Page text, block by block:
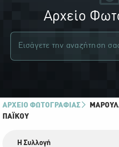
Αρχείο
ΑΡΧΕΙΟ ΦΩΤΟΓΡΑΦΙΑΣ
ΠΑΪ́ΚΟΥ
Η Συλλογή